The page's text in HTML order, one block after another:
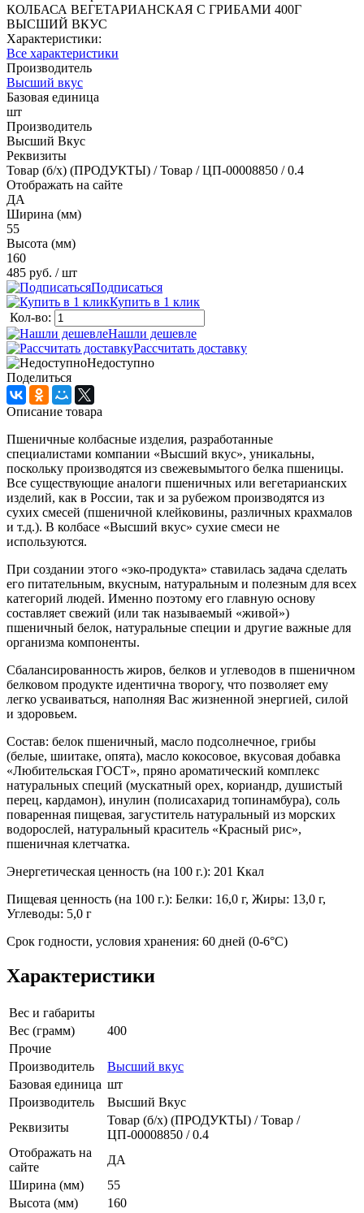
КОЛБАСА ВЕГЕТАРИАНСКАЯ С ГРИБАМИ 400Г
ВЫСШИЙ ВКУС
Характеристики:
Все характеристики
Производитель
Высший вкус
Базовая единица
шт
Производитель
Высший Вкус
Реквизиты
Товар (б/х) (ПРОДУКТЫ) / Товар / ЦП-00008850 / 0.4
Отображать на сайте
ДА
Ширина (мм)
55
Высота (мм)
160
485 руб. / шт
Подписаться
Купить в 1 клик
Кол-во:
Нашли дешевле
Рассчитать доставку
Недоступно
Поделиться
Описание товара
Пшеничные колбасные изделия, разработанные
специалистами компании «Высший вкус», уникальны,
поскольку производятся из свежевымытого белка пшеницы.
Все существующие аналоги пшеничных или вегетарианских
изделий, как в России, так и за рубежом производятся из
сухих смесей (пшеничной клейковины, различных крахмалов
и т.д.). В колбасе «Высший вкус» сухие смеси не
используются.
При создании этого «эко-продукта» ставилась задача сделать
его питательным, вкусным, натуральным и полезным для всех
категорий людей. Именно поэтому его главную основу
составляет свежий (или так называемый «живой»)
пшеничный белок, натуральные специи и другие важные для
организма компоненты.
Сбалансированность жиров, белков и углеводов в пшеничном
белковом продукте идентична творогу, что позволяет ему
легко усваиваться, наполняя Вас жизненной энергией, силой
и здоровьем.
Состав: белок пшеничный, масло подсолнечное, грибы
(белые, шиитаке, опята), масло кокосовое, вкусовая добавка
«Любительская ГОСТ», пряно ароматический комплекс
натуральных специй (мускатный орех, кориандр, душистый
перец, кардамон), инулин (полисахарид топинамбура), соль
поваренная пищевая, загуститель натуральный из морских
водорослей, натуральный краситель «Красный рис»,
пшеничная клетчатка.
Энергетическая ценность (на 100 г.): 201 Ккал
Пищевая ценность (на 100 г.): Белки: 16,0 г, Жиры: 13,0 г,
Углеводы: 5,0 г
Срок годности, условия хранения: 60 дней (0-6°С)
Характеристики
Вес и габариты
Вес (грамм)
400
Прочие
Производитель
Высший вкус
Базовая единица шт
Производитель
Высший Вкус
Реквизиты
Товар (б/х) (ПРОДУКТЫ) / Товар /
ЦП-00008850 / 0.4
Отображать на
сайте
ДА
Ширина (мм)
55
Высота (мм)
160